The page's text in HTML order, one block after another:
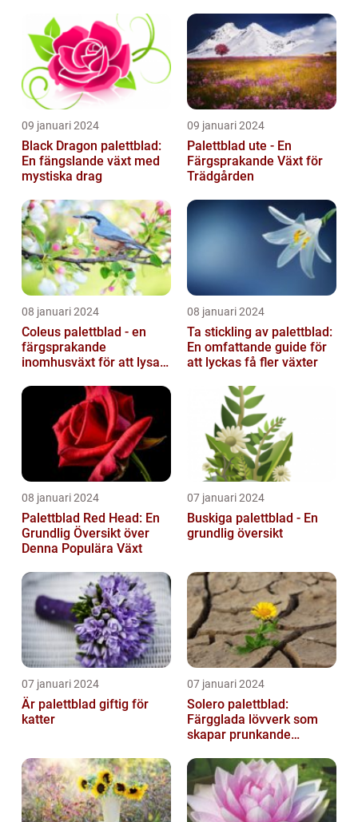
09 januari 2024
Black Dragon palettblad:
En fängslande växt med
mystiska drag
09 januari 2024
Palettblad ute - En
Färgsprakande Växt för
Trädgården
08 januari 2024
Coleus palettblad - en
färgsprakande
inomhusväxt för att lysa
08 januari 2024
Ta stickling av palettblad:
En omfattande guide för
att lyckas få fler växter
08 januari 2024
Palettblad Red Head: En
Grundlig Översikt över
Denna Populära Växt
07 januari 2024
Buskiga palettblad - En
grundlig översikt
07 januari 2024
Är palettblad giftig för
katter
07 januari 2024
Solero palettblad:
Färgglada lövverk som
skapar prunkande